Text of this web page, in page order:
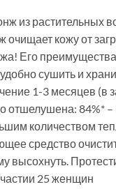
из растительных
кожу от
Его
сушить и
1-3 месяцев (в
84%*
количеством
средство
высохнуть.
25 женщин